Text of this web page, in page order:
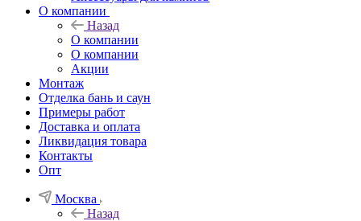
О компании
Назад
О компании
О компании
Акции
Монтаж
Отделка бань и саун
Примеры работ
Доставка и оплата
Ликвидация товара
Контакты
Опт
Москва
Назад